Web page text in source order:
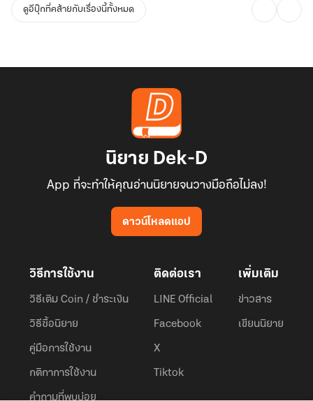
ดูอีบุ๊กที่คล้ายกับเรื่องนี้ทั้งหมด
นิยาย Dek-D
App ที่จะทำให้คุณอ่านนิยายจนวางมือถือไม่ลง!
ดาวน์โหลดแอป
วิธีการใช้งาน
วิธีเติม Coin / ชำระเงิน
วิธีซื้อนิยาย
คู่มือการใช้งาน
กติกาการใช้งาน
คำถามที่พบบ่อย
ติดต่อเรา
LINE Official
Facebook
X
Tiktok
เพิ่มเติม
ข่าวสาร
เขียนนิยาย